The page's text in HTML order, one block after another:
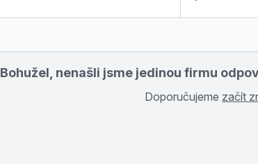
Bohužel, nenašli jsme jedinou firmu
Doporučujeme začít